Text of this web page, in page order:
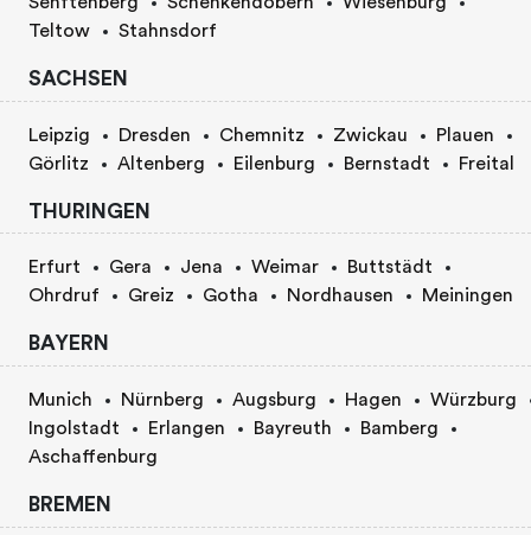
Teltow
Stahnsdorf
SACHSEN
Leipzig Dresden Chemnitz Zwickau
Plauen
Görlitz
Altenberg Eilenburg Bernstadt Freital
THURINGEN
Erfurt Gera Jena Weimar
Buttstädt
Ohrdruf
Greiz Gotha Nordhausen Meiningen
BAYERN
Munich Nürnberg Augsburg Hagen
Würzburg
Ingolstadt
Erlangen Bayreuth
Bamberg
Aschaffenburg
BREMEN